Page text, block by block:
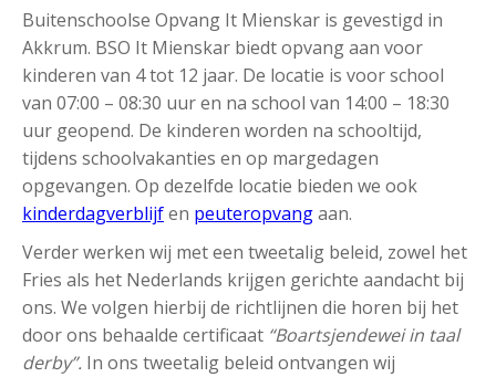
Buitenschoolse Opvang It Mienskar is gevestigd in
Akkrum. BSO It Mienskar biedt opvang aan voor
kinderen van 4 tot 12 jaar. De locatie is voor school
van 07:00 – 08:30 uur en na school van 14:00 – 18:30
uur geopend. De kinderen worden na schooltijd,
tijdens schoolvakanties en op margedagen
opgevangen. Op dezelfde locatie bieden we ook
kinderdagverblijfen peuteropvangaan.
Verder werken wij met een tweetalig beleid, zowel het
Fries als het Nederlands krijgen gerichte aandacht bij
ons. We volgen hierbij de richtlijnen die horen bij het
door ons behaalde certificaat “Boartsjendewei in taal
derby”. In ons tweetalig beleid ontvangen wij